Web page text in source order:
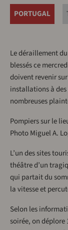
PORTUGAL
Le déraillement
blessés ce
doivent revenir
installations à des
nombreuses
Pompiers sur le
Photo Miguel A.
L’un des sites
théâtre d’un
qui partait du
la vitesse et
Selon les
soirée, on déplore